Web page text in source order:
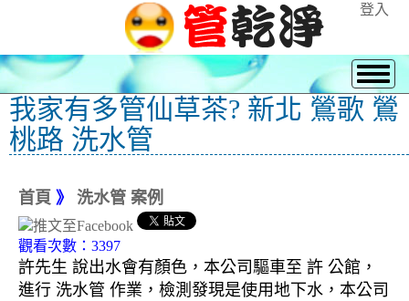
登入
我家有多管仙草茶? 新北 鶯歌 鶯
桃路 洗水管
首頁 》 洗水管 案例
觀看次數：3397
許先生 說出水會有顏色，本公司驅車至 許 公館，
進行 洗水管 作業，檢測發現是使用地下水，本公司